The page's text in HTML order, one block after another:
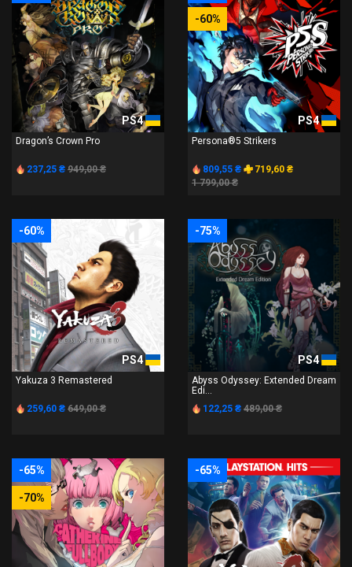
PS4
Dragon’s Crown Pro
237,25 ₴ 949,00 ₴
-60%
PS4
Persona®5 Strikers
809,55 ₴
719,60 ₴
1 799,00 ₴
-60%
PS4
Yakuza 3 Remastered
259,60 ₴ 649,00 ₴
-75%
PS4
Abyss Odyssey: Extended Dream
Edi...
122,25 ₴ 489,00 ₴
-65%
-70%
-65%